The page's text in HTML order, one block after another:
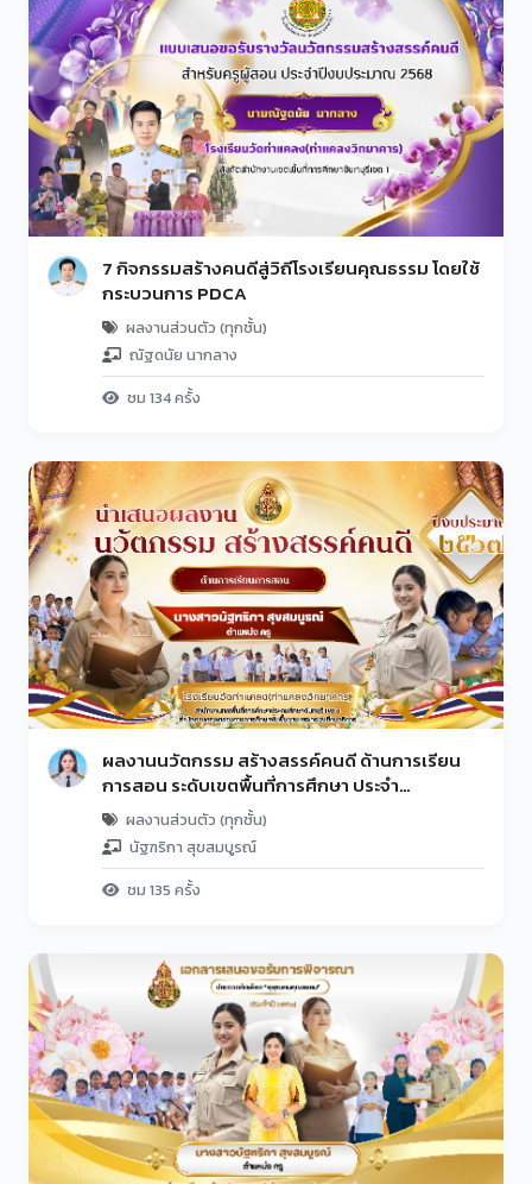
7 กิจกรรมสร้างคนดีสู่วิถีโรงเรียนคุณธรรม โดยใช้
กระบวนการ PDCA
ผลงานส่วนตัว (ทุกชั้น)
ณัฐดนัย นากลาง
ชม 134 ครั้ง
ผลงานนวัตกรรม สร้างสรรค์คนดี ด้านการเรียน
การสอน ระดับเขตพื้นที่การศึกษา ประจำ
ปีงบประมาณ พ.ศ. 2567
ผลงานส่วนตัว (ทุกชั้น)
นัฐฑริกา สุขสมบูรณ์
ชม 135 ครั้ง